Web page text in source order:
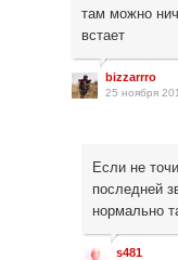
там можно
встает
bizzarrro
25 ноября
Если не
последней
нормально
s481